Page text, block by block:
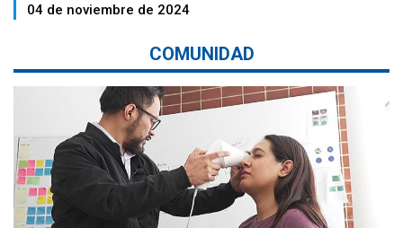
04 de noviembre de 2024
COMUNIDAD